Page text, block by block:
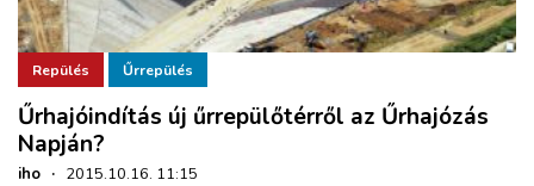
Repülés Űrrepülés
Űrhajóindítás új űrrepülőtérről az Űrhajózás
Napján?
iho · 2015.10.16. 11:15